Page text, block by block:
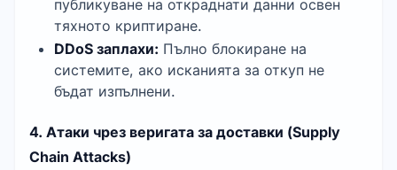
публикуване на откраднати данни освен
тяхното криптиране.
DDoS заплахи: Пълно блокиране на
системите, ако исканията за откуп не
бъдат изпълнени.
4. Атаки чрез веригата за доставки (Supply
Chain Attacks)